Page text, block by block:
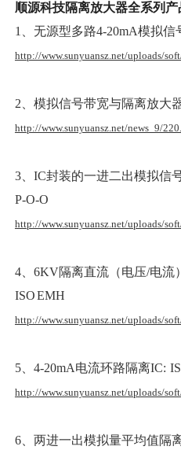
顺源科技隔离放大器全系列
1、无源型多路4-20mA模拟信
http://www.sunyuansz.net/uploads/
2、模拟信号带宽与隔离放大
http://www.sunyuansz.net/news_9/
3、IC封装的一进二出模拟信
P-O-O
http://www.sunyuansz.net/uploads/
4、6KV隔离直流（电压/电流
ISO EMH
http://www.sunyuansz.net/uploads/
5、4-20mA电流环路隔离IC:
http://www.sunyuansz.net/uploads/
6、两进一出模拟量平均值隔